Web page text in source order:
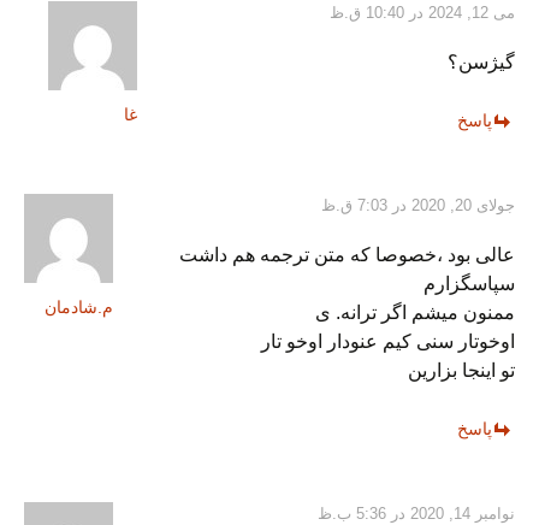
غا
می 12, 2024 در 10:40 ق.ظ
گیژسن؟
پاسخ
م.شادمان
جولای 20, 2020 در 7:03 ق.ظ
عالی بود ،خصوصا که متن ترجمه هم داشت
سپاسگزارم
ممنون میشم اگر ترانه. ی
اوخوتار سنی کیم عنودار اوخو تار
تو اینجا بزارین
پاسخ
نوامبر 14, 2020 در 5:36 ب.ظ